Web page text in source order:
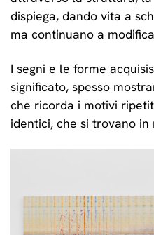
dispiega, dando vita a
ma continuano a
I segni e le forme
significato, spesso
che ricorda i motivi
identici, che si trovano in